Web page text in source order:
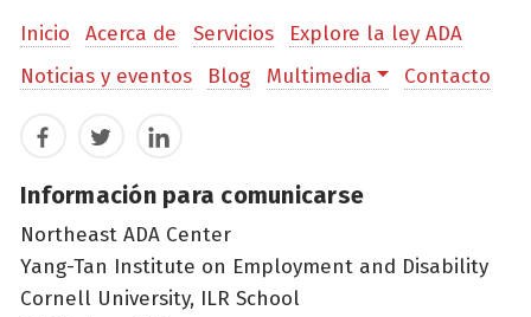
Inicio Acerca de Servicios
Explore la ley ADA
Noticias y eventos
Blog Multimedia Contacto
FacebookTwitterLinkedIn
Información para comunicarse
Northeast ADA Center
Yang-Tan Institute on Employment and Disability
Cornell University, ILR School